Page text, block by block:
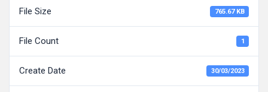
File Size 765.67 KB
File Count 1
Create Date 30/03/2023